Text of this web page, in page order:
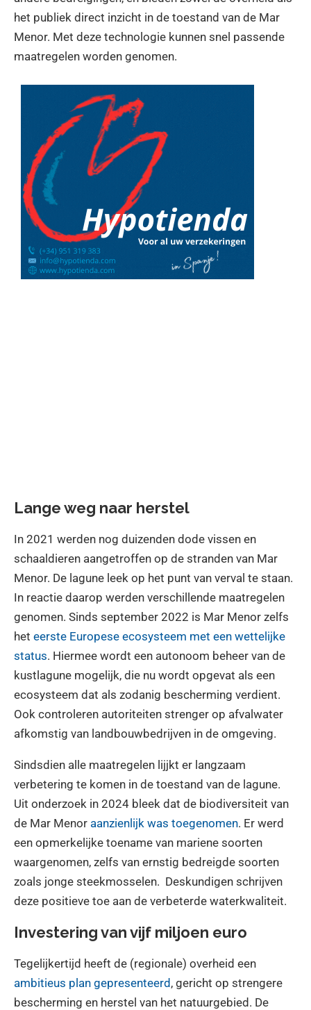
het publiek direct inzicht in de toestand van de Mar
Menor. Met deze technologie kunnen snel passende
maatregelen worden genomen.
Lange weg naar herstel
In 2021 werden nog duizenden dode vissen en
schaaldieren aangetroffen op de stranden van Mar
Menor. De lagune leek op het punt van verval te staan.
In reactie daarop werden verschillende maatregelen
genomen. Sinds september 2022 is Mar Menor zelfs
het eerste Europese ecosysteem met een wettelijke
status. Hiermee wordt een autonoom beheer van de
kustlagune mogelijk, die nu wordt opgevat als een
ecosysteem dat als zodanig bescherming verdient.
Ook controleren autoriteiten strenger op afvalwater
afkomstig van landbouwbedrijven in de omgeving.
Sindsdien alle maatregelen lijjkt er langzaam
verbetering te komen in de toestand van de lagune.
Uit onderzoek in 2024 bleek dat de biodiversiteit van
de Mar Menor aanzienlijk was toegenomen. Er werd
een opmerkelijke toename van mariene soorten
waargenomen, zelfs van ernstig bedreigde soorten
zoals jonge steekmosselen. Deskundigen schrijven
deze positieve toe aan de verbeterde waterkwaliteit.
Investering van vijf miljoen euro
Tegelijkertijd heeft de (regionale) overheid een
ambitieus plan gepresenteerd, gericht op strengere
bescherming en herstel van het natuurgebied. De